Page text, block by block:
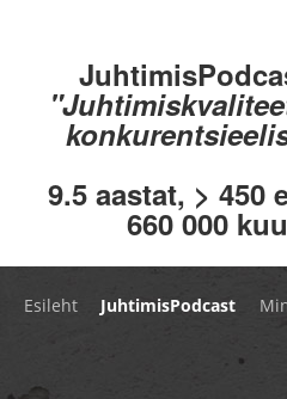
9.5 aastat, > 450
660 000
Esileht JuhtimisPodcast